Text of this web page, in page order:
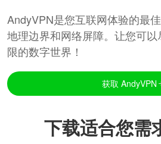
AndyVPN是您互联网体验的最
地理边界和网络屏障。让您可
限的数字世界！
获取 AndyVPN
下载适合您需